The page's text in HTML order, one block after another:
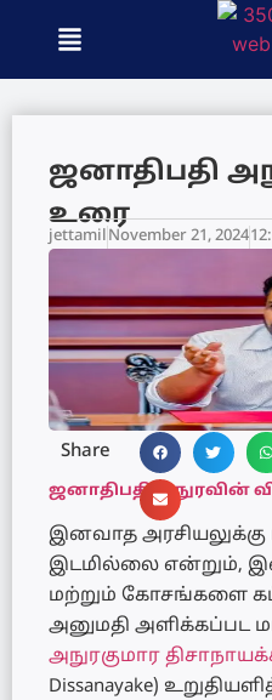
ஜனாதிபதி
உரை
jettamilNovember 21, 2024
Share
ஜனாதிபதி அநுரவின்
இனவாத அரசியலுக்கு
இடமில்லை என்றும்,
மற்றும் கோசங்களை
அனுமதி அளிக்கப்பட
அநுரகுமார
Dissanayake)